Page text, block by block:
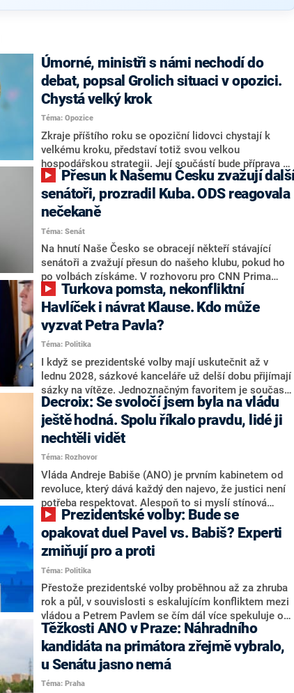
Úmorné, ministři s námi nechodí do
debat, popsal Grolich situaci v opozici.
Chystá velký krok
Téma: Opozice
Zkraje příštího roku se opoziční lidovci chystají k
velkému kroku, představí totiž svou velkou
hospodářskou strategii. Její součástí bude příprava na
stárnutí populace, řekl ve středu na setkání s novináři
nový předseda lidovců Jan Grolich. Ten zároveň v
senátních volbách kandiduje ve Vyškově. Popsal i
aktivitu opozice, o níž vládní strany nebo političtí
komentátoři mluví jako o slabé a v defenzivě. „Je to
úmorná práce upozorňovat na chyby vlády. Ministři s
námi navíc nechodí do debat. Chceme ale ukazovat
svoje témata,“ odpověděl Grolich na dotaz CNN Prima
NEWS.
senátoři, prozradil Kuba. ODS reagovala
nečekaně
Téma: Senát
Na hnutí Naše Česko se obracejí někteří stávající
senátoři a zvažují přesun do našeho klubu, pokud ho
po volbách získáme. V rozhovoru pro CNN Prima
NEWS to řekl zakladatel hnutí a jihočeský hejtman
Martin Kuba. Konkrétní nebyl, ale získat by takto mohl
například senátora Zdeňka Hrabu, který je dnes
součástí klubu ODS a TOP 09. Hraba to na dotaz
redakce nevyloučil. Předseda klubu senátorů ODS
Zdeněk Nytra redakci řekl, že počítá s odchodem
některých senátorů z klubu a že Naše Česko není
nepřítel, ale soupeř.
Havlíček i návrat Klause. Kdo může
vyzvat Petra Pavla?
Téma: Politika
I když se prezidentské volby mají uskutečnit až v
lednu 2028, sázkové kanceláře už delší dobu přijímají
sázky na vítěze. Jednoznačným favoritem je současná
hlava státu Petr Pavel. Daleko za ním pak bookmakeři
zmiňují dva výrazné politiky ANO, tedy premiéra
Andreje Babiše a ministra průmyslu Karla Havlíčka.
Oblíbeným tipem samotných sázkařů je poslanec za
Motoristy Filip Turek. Politolog Jan Kubáček nicméně
o případné kandidatuře kohokoliv ze zmíněné trojice
značně pochybuje. Podle něj současná koalice dosud
nemá osobu, která by Pavlovi mohla konkurovat.
Decroix: Se svoločí jsem byla na vládu
ještě hodná. Spolu říkalo pravdu, lidé ji
nechtěli vidět
Téma: Rozhovor
Vláda Andreje Babiše (ANO) je prvním kabinetem od
revoluce, který dává každý den najevo, že justici není
potřeba respektovat. Alespoň to si myslí stínová
ministryně spravedlnosti ODS Eva Decroix. V
rozhovoru pro CNN Prima NEWS si nebrala servítky
ohledně politického výkonu svého nástupce Jeronýma
Tejce (za ANO) či vládní zmocněnkyně pro lidská
práva Taťány Malé (ANO). Označením „svoloč“ na
adresu vlády prý byla ještě hodná. Decroix se také
vrátila k volební porážce koalice Spolu či promluvila o
hnutí Naše Česko Martina Kuby.
opakovat duel Pavel vs. Babiš? Experti
zmiňují pro a proti
Téma: Politika
Přestože prezidentské volby proběhnou až za zhruba
rok a půl, v souvislosti s eskalujícím konfliktem mezi
vládou a Petrem Pavlem se čím dál více spekuluje o
tom, koho by do bitvy o Hrad mohla vyslat současná
koalice. Někteří političtí komentátoři znovu vytahují
jméno premiéra Andreje Babiše (ANO). Jak moc je
pravděpodobné, že se v prezidentských volbách 2028
bude znovu opakovat souboj z roku 2023?
Těžkosti ANO v Praze: Náhradního
kandidáta na primátora zřejmě vybralo,
u Senátu jasno nemá
Téma: Praha